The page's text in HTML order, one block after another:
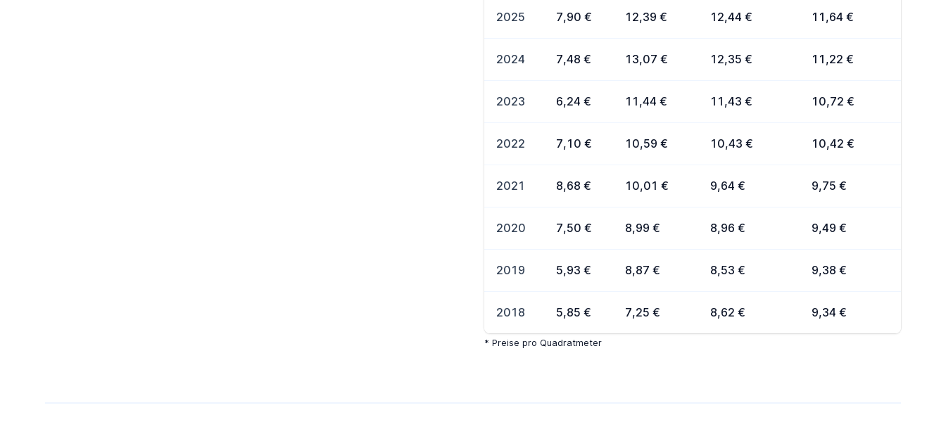
2025 7,90 € 12,39 € 12,44 € 11,64 €
2024 7,48 € 13,07 € 12,35 € 11,22 €
2023 6,24 € 11,44 € 11,43 € 10,72 €
2022 7,10 € 10,59 € 10,43 € 10,42 €
2021 8,68 € 10,01 € 9,64 € 9,75 €
2020 7,50 € 8,99 € 8,96 € 9,49 €
2019 5,93 € 8,87 € 8,53 € 9,38 €
2018 5,85 € 7,25 € 8,62 € 9,34 €
* Preise pro Quadratmeter